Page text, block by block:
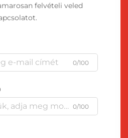
felvételi veled
0/100
0/100